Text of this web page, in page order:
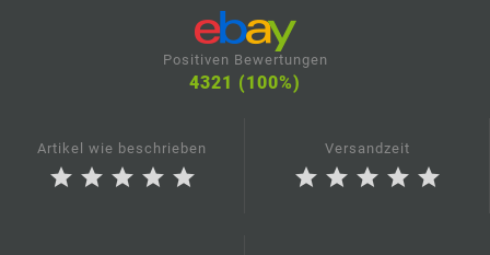
Positiven Bewertungen
4321 (100%)
Artikel wie beschrieben
star star star star star
Versandzeit
star star star star star